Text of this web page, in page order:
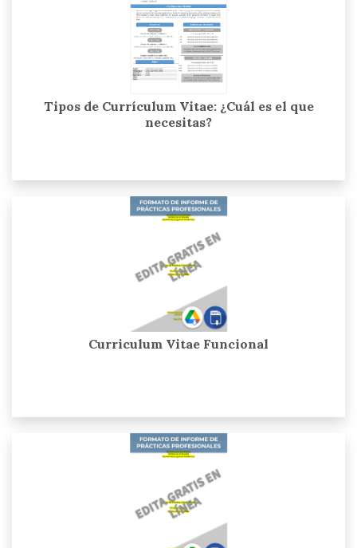
Tipos de Currículum Vitae: ¿Cuál es el que
necesitas?
Curriculum Vitae Funcional